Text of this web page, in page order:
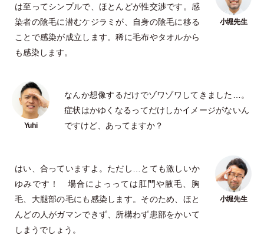
は至ってシンプルで、ほとんどが性交渉です。感
染者の陰毛に潜むケジラミが、自身の陰毛に移る
ことで感染が成立します。稀に毛布やタオルから
も感染します。
なんか想像するだけでゾワゾワしてきました…。
症状はかゆくなるってだけしかイメージがないん
ですけど、あってますか？
はい、合っていますよ。ただし…とても激しいか
ゆみです！ 場合によっっては肛門や腋毛、胸
毛、大腿部の毛にも感染します。そのため、ほと
んどの人がガマンできず、所構わず患部をかいて
しまうでしょう。